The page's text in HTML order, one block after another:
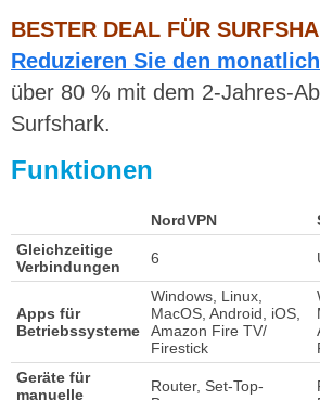
BESTER DEAL FÜR
Reduzieren Sie den
über 80 % mit dem 2-Jahres-
Surfshark.
Funktionen
NordVPN
Gleichzeitige
Verbindungen
6
Apps für
Betriebssysteme
Windows, Linux,
MacOS, Android, iOS,
Amazon Fire TV/
Firestick
Geräte für
manuelle
Router, Set-Top-